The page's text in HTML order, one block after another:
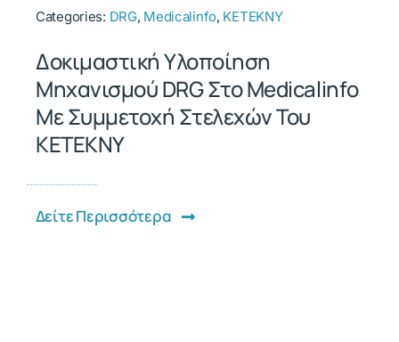
Categories: DRG, Medicalinfo, ΚΕΤΕΚΝΥ
Δοκιμαστική Υλοποίηση
Μηχανισμού DRG Στο Medicalinfo
Με Συμμετοχή Στελεχών Του
ΚΕΤΕΚΝΥ
Δείτε Περισσότερα